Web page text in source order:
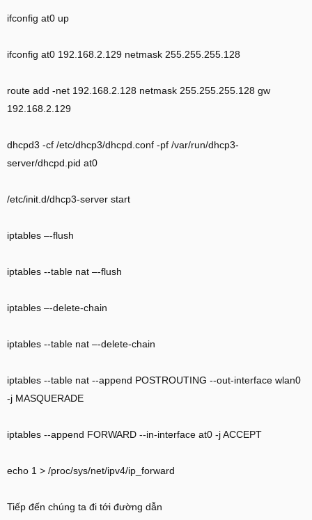
ifconfig at0 up
ifconfig at0 192.168.2.129 netmask 255.255.255.128
route add -net 192.168.2.128 netmask 255.255.255.128 gw
192.168.2.129
dhcpd3 -cf /etc/dhcp3/dhcpd.conf -pf /var/run/dhcp3-
server/dhcpd.pid at0
/etc/init.d/dhcp3-server start
iptables –-flush
iptables --table nat –-flush
iptables –-delete-chain
iptables --table nat –-delete-chain
iptables --table nat --append POSTROUTING --out-interface wlan0
-j MASQUERADE
iptables --append FORWARD --in-interface at0 -j ACCEPT
echo 1 > /proc/sys/net/ipv4/ip_forward
Tiếp đến chúng ta đi tới đường dẫn